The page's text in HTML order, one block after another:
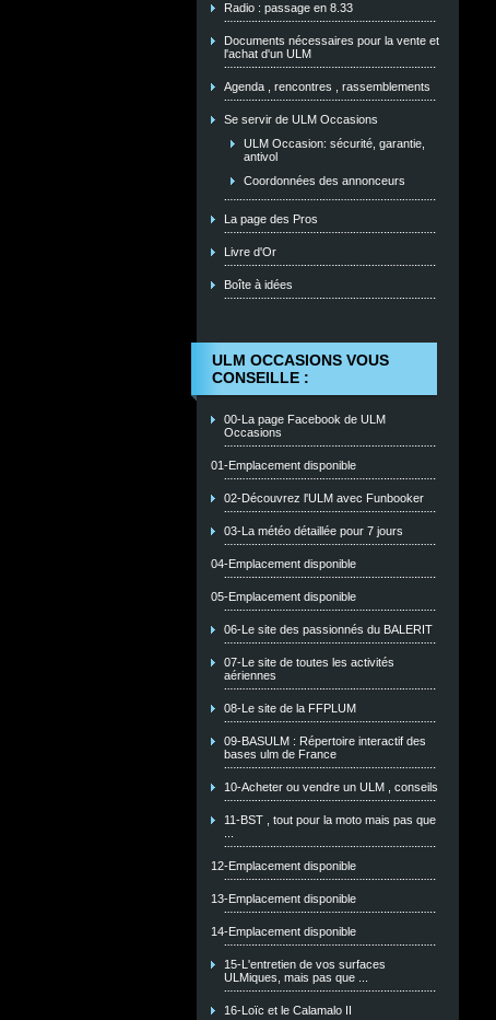
Radio : passage en 8.33
Documents nécessaires pour la vente et
l'achat d'un ULM
Agenda , rencontres , rassemblements
Se servir de ULM Occasions
ULM Occasion: sécurité, garantie,
antivol
Coordonnées des annonceurs
La page des Pros
Livre d'Or
Boîte à idées
ULM OCCASIONS VOUS
CONSEILLE :
00-La page Facebook de ULM
Occasions
01-Emplacement disponible
02-Découvrez l'ULM avec Funbooker
03-La météo détaillée pour 7 jours
04-Emplacement disponible
05-Emplacement disponible
06-Le site des passionnés du BALERIT
07-Le site de toutes les activités
aériennes
08-Le site de la FFPLUM
09-BASULM : Répertoire interactif des
bases ulm de France
10-Acheter ou vendre un ULM , conseils
11-BST , tout pour la moto mais pas que
12-Emplacement disponible
13-Emplacement disponible
14-Emplacement disponible
15-L'entretien de vos surfaces
ULMiques, mais pas que ...
16-Loïc et le Calamalo II